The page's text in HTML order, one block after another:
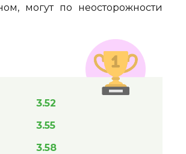
могут по неосторожности
3.52
3.55
3.58